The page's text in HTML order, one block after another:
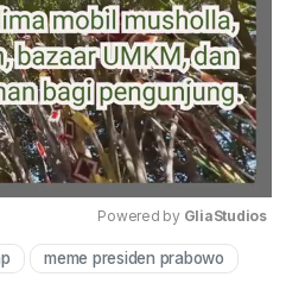
Mute
Powered by GliaStudios
meme presiden prabowo